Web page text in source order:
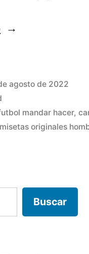
«camisetas
agosto de 2022
mandar hacer,
originales
Buscar